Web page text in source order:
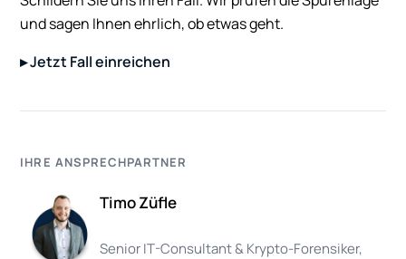
und sagen Ihnen ehrlich, ob etwas geht.
▸ Jetzt Fall einreichen
IHRE ANSPRECHPARTNER
Timo Züfle
Senior IT-Consultant & Krypto-Forensiker,